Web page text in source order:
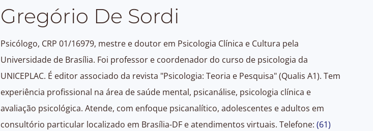
Gregório De Sordi
Psicólogo, CRP 01/16979, mestre e doutor em Psicologia Clínica e Cultura pela
Universidade de Brasília. Foi professor e coordenador do curso de psicologia da
UNICEPLAC. É editor associado da revista "Psicologia: Teoria e Pesquisa" (Qualis A1). Tem
experiência profissional na área de saúde mental, psicanálise, psicologia clínica e
avaliação psicológica. Atende, com enfoque psicanalítico, adolescentes e adultos em
consultório particular localizado em Brasília-DF e atendimentos virtuais. Telefone:(61)